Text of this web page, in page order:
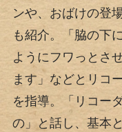
ンや、おばけの登
も紹介。「脇の下
ようにフワっとさ
ます」などとリコ
を指導。「リコー
の」と話し、基本